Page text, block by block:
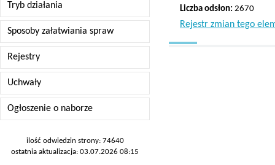
Tryb działania
Sposoby załatwiania spraw
Rejestry
Uchwały
Ogłoszenie o naborze
ilość odwiedzin strony: 74640
ostatnia aktualizacja: 03.07.2026 08:15
Liczba odsłon: 2670
Rejestr zmian tego